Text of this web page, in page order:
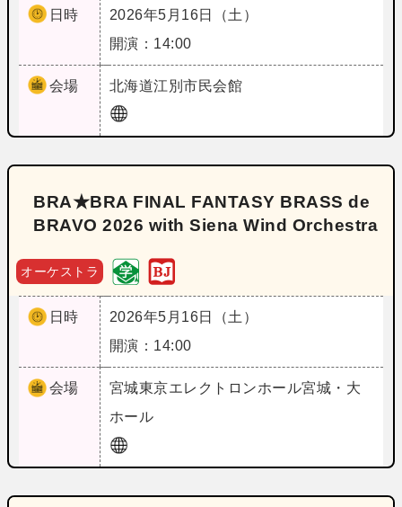
日時
2026年5月16日（土）
開演：14:00
会場 北海道江別市民会館
BRA★BRA FINAL FANTASY BRASS de
BRAVO 2026 with Siena Wind Orchestra
オーケストラ
日時
2026年5月16日（土）
開演：14:00
会場 宮城東京エレクトロンホール宮城・大
ホール